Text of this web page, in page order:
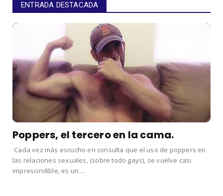
ENTRADA DESTACADA
Poppers, el tercero en la cama.
Cada vez más escucho en consulta que el uso de poppers en
las relaciones sexuales, (sobre todo gays), se vuelve casi
imprescindible, es un ...